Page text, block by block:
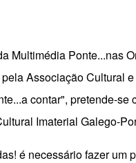
Multimédia Ponte...nas
Associação Cultural
contar", pretende-se
Imaterial Galego-
é necessário fazer um